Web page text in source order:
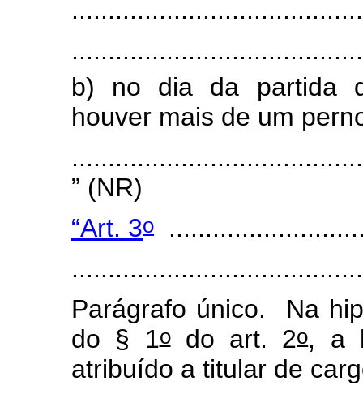
b) no dia da partida
houver mais de um
” (NR)
“Art. 3o
Parágrafo único. Na
do § 1odo art. 2o, a
atribuído a titular de